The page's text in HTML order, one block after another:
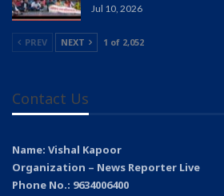
Jul 10, 2026
PREV NEXT 1 of 2,052
Contact Us
Name: Vishal Kapoor
Organization – News Reporter Live
Phone No.: 9634006400